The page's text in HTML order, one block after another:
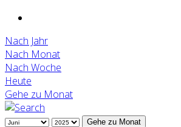
Nach Jahr
Nach Monat
Nach Woche
Heute
Gehe zu Monat
Gehe zu Monat